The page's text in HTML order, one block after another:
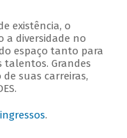
existência, o
a diversidade no
espaço tanto para
Grandes
suas carreiras,
.